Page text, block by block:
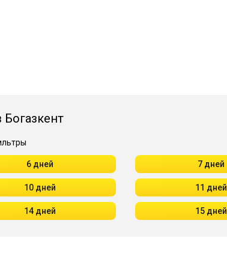
6 дней 7 дней
10 дней 11 дней
14 дней 15 дней